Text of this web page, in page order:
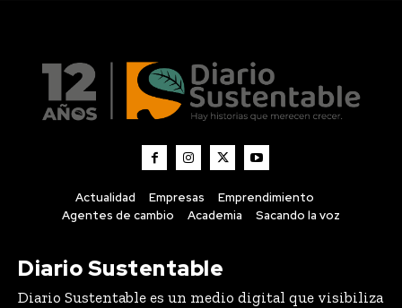
Actualidad Empresas
Emprendimiento
Agentes de cambio
Academia Sacando la voz
Diario Sustentable
Diario Sustentable es un medio digital que visibiliza